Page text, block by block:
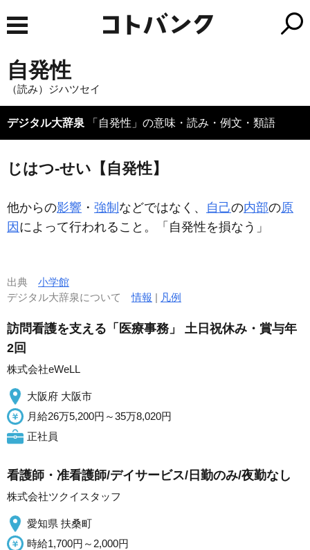
自発性
（読み）ジハツセイ
デジタル大辞泉 「自発性」の意味・読み・例文・類語
じはつ‐せい【自発性】
他からの影響 ・ 強制 などではなく、 自己の内部の原
因 によって行われること。「 自発性を損なう」
出典 小学館
デジタル大辞泉について情報 | 凡例
訪問看護を支える「医療事務」 土日祝休み・賞与年
2回
株式会社eWeLL
大阪府 大阪市
月給26万5,200円～35万8,020円
正社員
看護師・准看護師/デイサービス/日勤のみ/夜勤なし
株式会社ツクイスタッフ
愛知県 扶桑町
時給1,700円～2,000円